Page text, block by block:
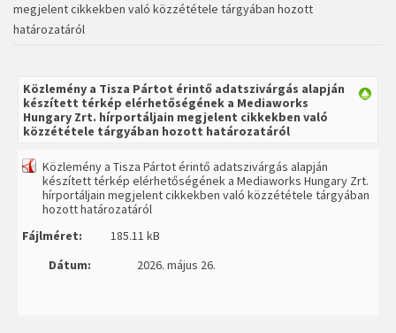
megjelent cikkekben való közzététele tárgyában hozott
határozatáról
Közlemény a Tisza Pártot érintő adatszivárgás alapján
készített térkép elérhetőségének a Mediaworks
Hungary Zrt. hírportáljain megjelent cikkekben való
közzététele tárgyában hozott határozatáról
Közlemény a Tisza Pártot érintő adatszivárgás alapján
készített térkép elérhetőségének a Mediaworks Hungary Zrt.
hírportáljain megjelent cikkekben való közzététele tárgyában
hozott határozatáról
Fájlméret:
185.11 kB
Dátum:
2026. május 26.